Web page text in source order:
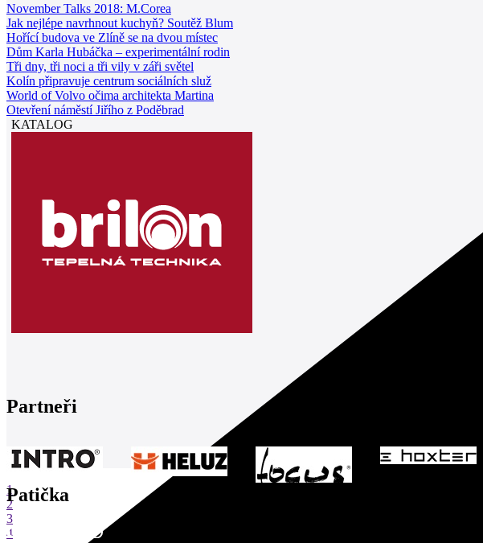
November Talks 2018: M.Corea
Jak nejlépe navrhnout kuchyň? Soutěž Blum
Hořící budova ve Zlíně se na dvou místec
Dům Karla Hubáčka – experimentální rodin
Tři dny, tři noci a tři vily v záři světel
Kolín připravuje centrum sociálních služ
World of Volvo očima architekta Martina
Otevření náměstí Jiřího z Poděbrad
KATALOG
Partneři
1
2
3
4
Patička